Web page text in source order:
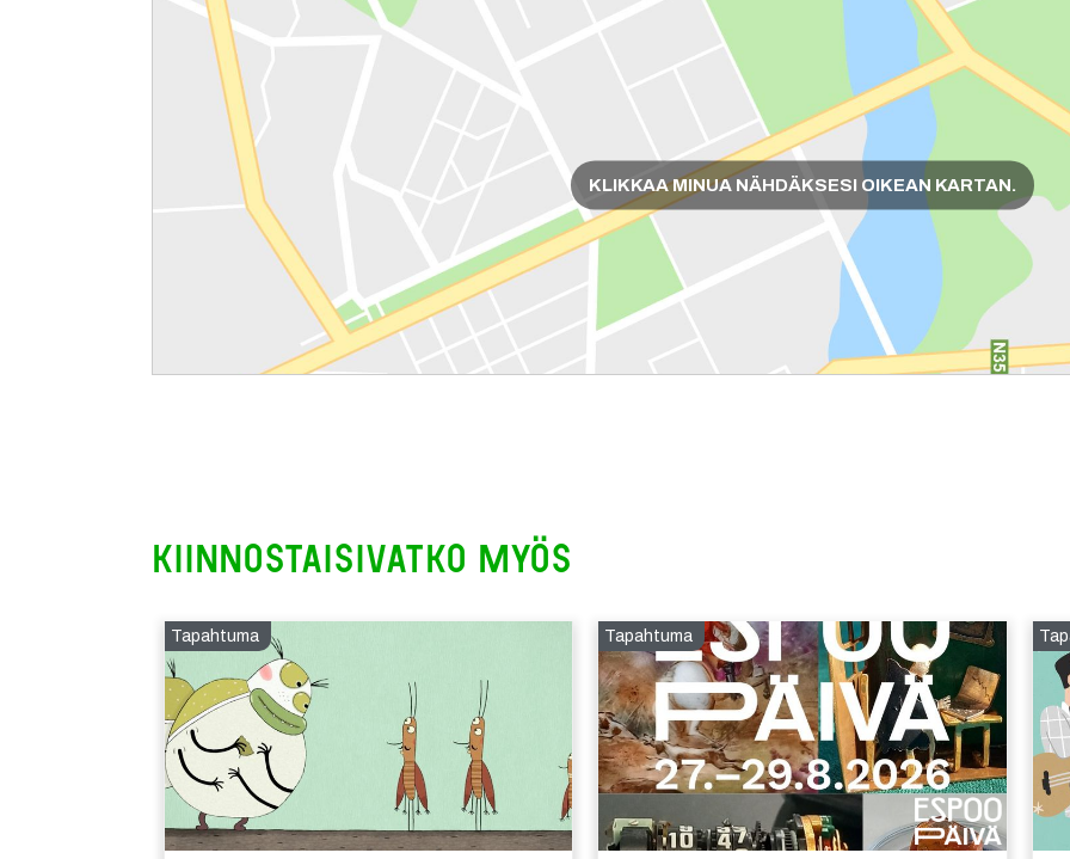
Reittiohjeet
KLIKKAA MINUA NÄHDÄKSESI OIKEAN KARTAN.
Kiinnostaisivatko myös
Tapahtuma Tapahtuma